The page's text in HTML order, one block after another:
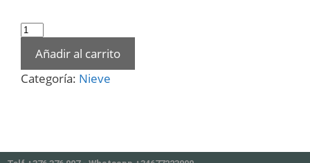
Añadir al carrito
Categoría: Nieve